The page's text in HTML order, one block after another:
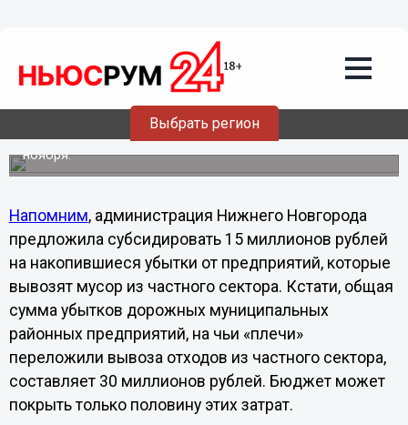
Выбрать регион
территорий частного сектора вызовет
гнев у нижегородцев», - Николай
Шумилков
Депутаты думы Нижнего Новгорода решили обсудить
вопрос о введении субсидии на вывоз мусора около
домов частного сектора на заседании Гордумы 21
ноября.
Напомним, администрация Нижнего Новгорода
предложила субсидировать 15 миллионов рублей
на накопившиеся убытки от предприятий, которые
вывозят мусор из частного сектора. Кстати, общая
сумма убытков дорожных муниципальных
районных предприятий, на чьи «плечи»
переложили вывоза отходов из частного сектора,
составляет 30 миллионов рублей. Бюджет может
покрыть только половину этих затрат.